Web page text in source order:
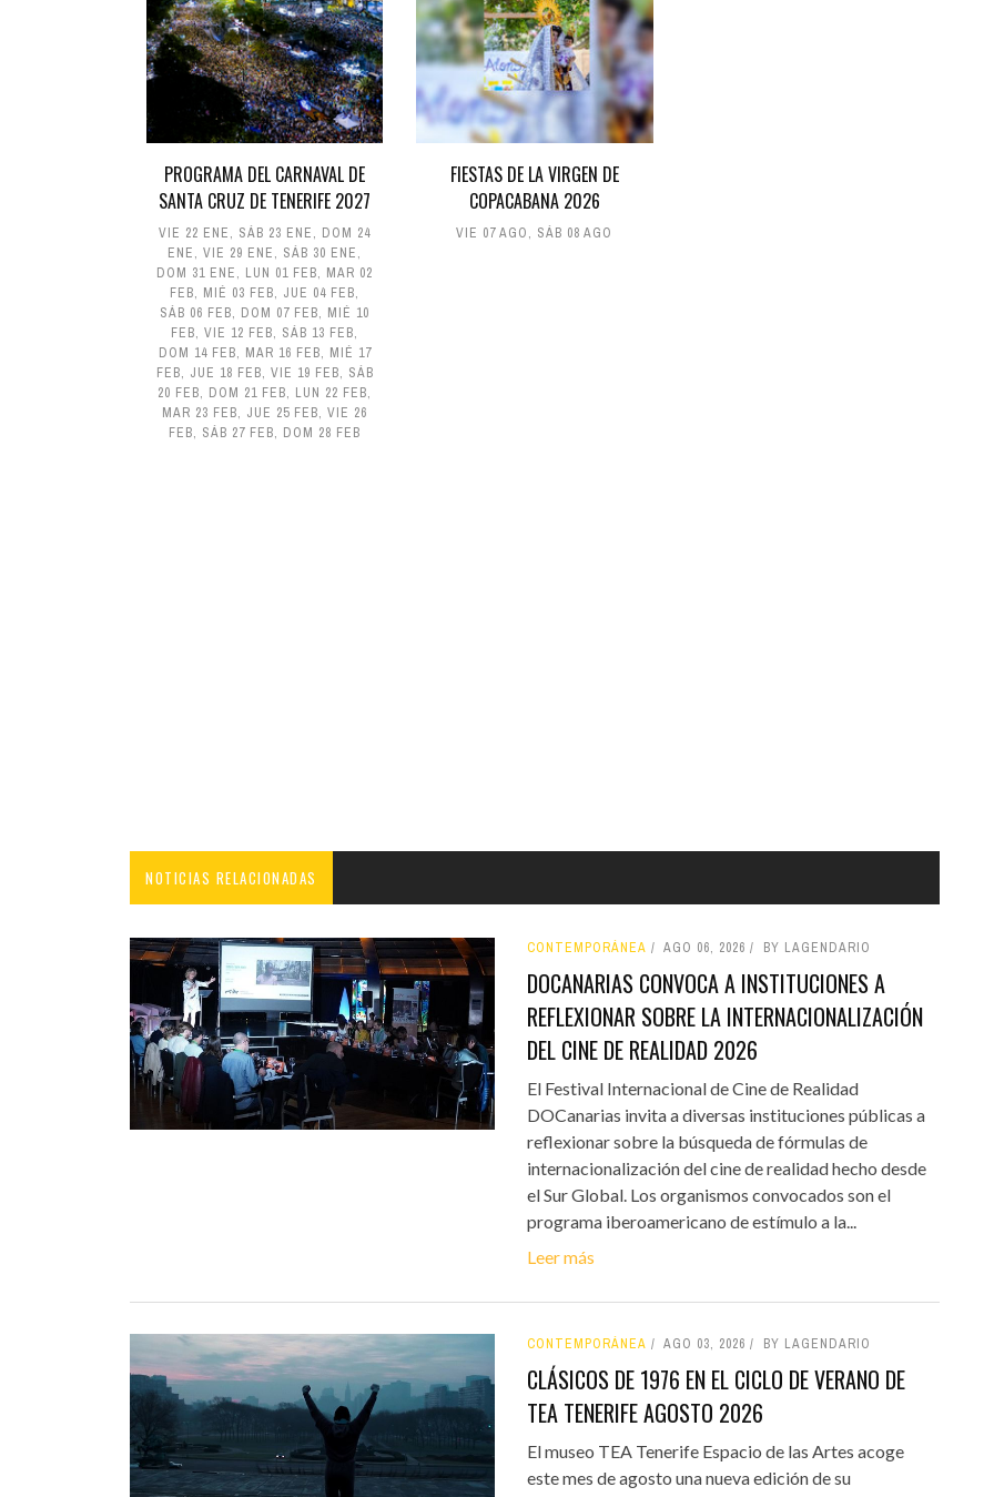
PROGRAMA DEL CARNAVAL DE
SANTA CRUZ DE TENERIFE 2027
VIE 22 ENE, SÁB 23 ENE, DOM 24
ENE,VIE 29 ENE, SÁB 30 ENE,
DOM 31 ENE, LUN 01 FEB, MAR 02
FEB, MIÉ 03 FEB, JUE 04 FEB,
SÁB 06 FEB, DOM 07 FEB, MIÉ 10
FEB,VIE 12 FEB, SÁB 13 FEB,
DOM 14 FEB, MAR 16 FEB, MIÉ 17
FEB, JUE 18 FEB, VIE 19 FEB, SÁB
20 FEB, DOM 21 FEB, LUN 22 FEB,
MAR 23 FEB, JUE 25 FEB,VIE 26
FEB, SÁB 27 FEB, DOM 28 FEB
FIESTAS DE LA VIRGEN DE
COPACABANA 2026
VIE 07 AGO, SÁB 08 AGO
NOTICIAS RELACIONADAS
CONTEMPORÁNEA AGO 06, 2026 BY LAGENDARIO
DOCANARIAS CONVOCA A INSTITUCIONES A
REFLEXIONAR SOBRE LA INTERNACIONALIZACIÓN
DEL CINE DE REALIDAD 2026
El Festival Internacional de Cine de Realidad
DOCanarias invita a diversas instituciones públicas a
reflexionar sobre la búsqueda de fórmulas de
internacionalización del cine de realidad hecho desde
el Sur Global. Los organismos convocados son el
programa iberoamericano de estímulo a la...
Leer más
CONTEMPORÁNEA AGO 03, 2026 BY LAGENDARIO
CLÁSICOS DE 1976 EN EL CICLO DE VERANO DE
TEA TENERIFE AGOSTO 2026
El museo TEA Tenerife Espacio de las Artes acoge
este mes de agosto una nueva edición de su